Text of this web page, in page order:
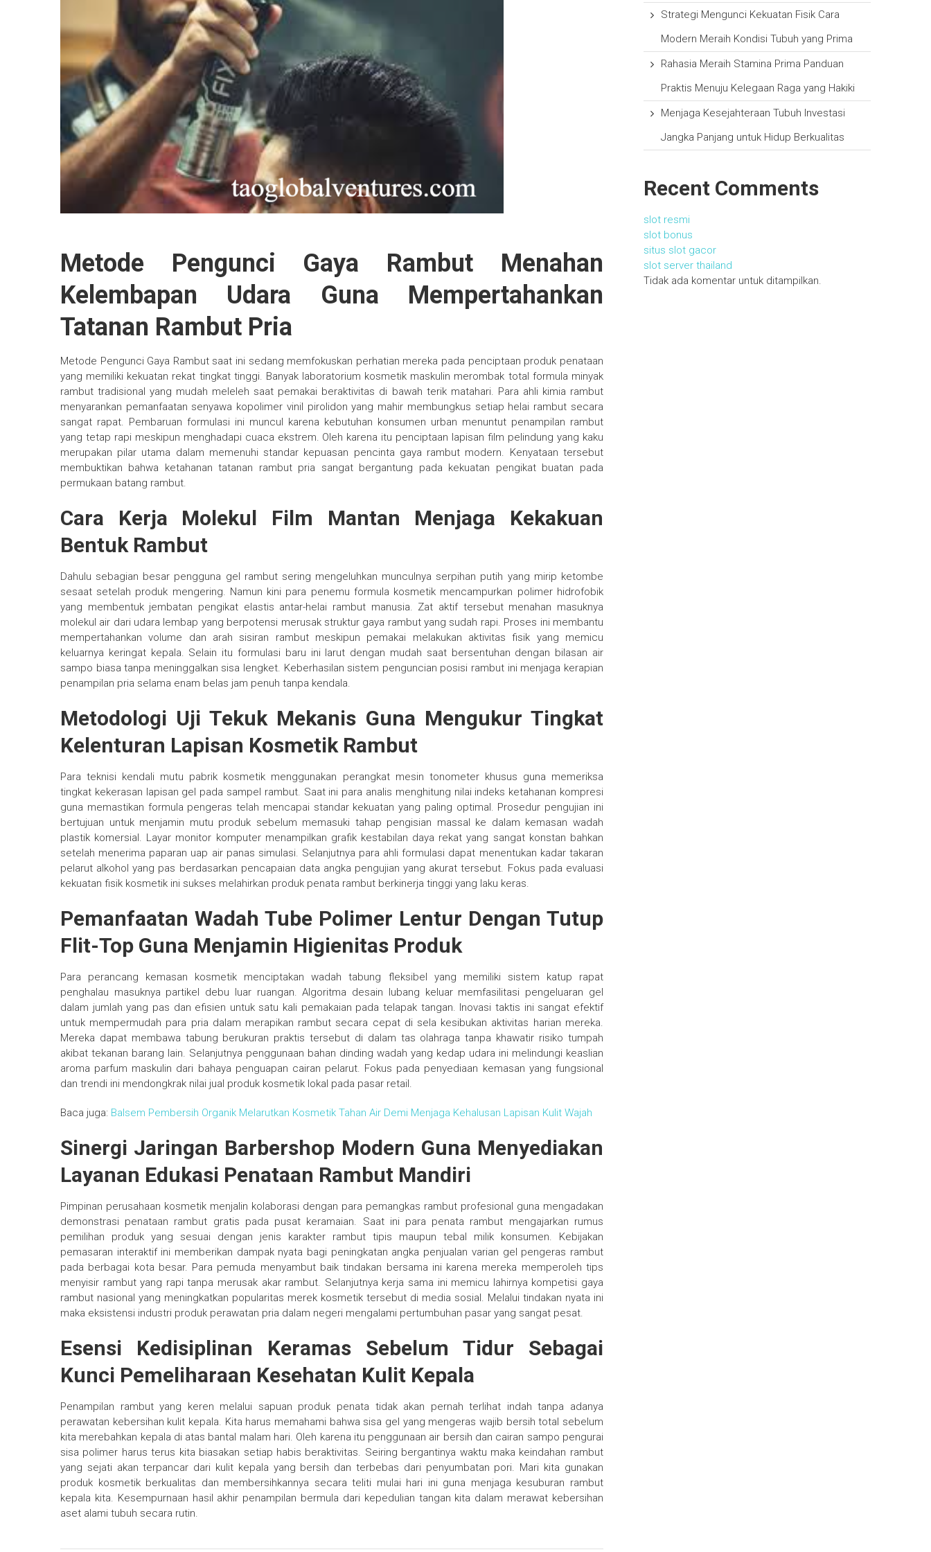
Metode Pengunci Gaya Rambut Menahan
Kelembapan Udara Guna Mempertahankan
Tatanan Rambut Pria
Metode Pengunci Gaya Rambut saat ini sedang memfokuskan perhatian mereka pada penciptaan produk penataan
yang memiliki kekuatan rekat tingkat tinggi. Banyak laboratorium kosmetik maskulin merombak total formula minyak
rambut tradisional yang mudah meleleh saat pemakai beraktivitas di bawah terik matahari. Para ahli kimia rambut
menyarankan pemanfaatan senyawa kopolimer vinil pirolidon yang mahir membungkus setiap helai rambut secara
sangat rapat. Pembaruan formulasi ini muncul karena kebutuhan konsumen urban menuntut penampilan rambut
yang tetap rapi meskipun menghadapi cuaca ekstrem. Oleh karena itu penciptaan lapisan film pelindung yang kaku
merupakan pilar utama dalam memenuhi standar kepuasan pencinta gaya rambut modern. Kenyataan tersebut
membuktikan bahwa ketahanan tatanan rambut pria sangat bergantung pada kekuatan pengikat buatan pada
permukaan batang rambut.
Cara Kerja Molekul Film Mantan Menjaga Kekakuan
Bentuk Rambut
Dahulu sebagian besar pengguna gel rambut sering mengeluhkan munculnya serpihan putih yang mirip ketombe
sesaat setelah produk mengering. Namun kini para penemu formula kosmetik mencampurkan polimer hidrofobik
yang membentuk jembatan pengikat elastis antar-helai rambut manusia. Zat aktif tersebut menahan masuknya
molekul air dari udara lembap yang berpotensi merusak struktur gaya rambut yang sudah rapi. Proses ini membantu
mempertahankan volume dan arah sisiran rambut meskipun pemakai melakukan aktivitas fisik yang memicu
keluarnya keringat kepala. Selain itu formulasi baru ini larut dengan mudah saat bersentuhan dengan bilasan air
sampo biasa tanpa meninggalkan sisa lengket. Keberhasilan sistem penguncian posisi rambut ini menjaga kerapian
penampilan pria selama enam belas jam penuh tanpa kendala.
Metodologi Uji Tekuk Mekanis Guna Mengukur Tingkat
Kelenturan Lapisan Kosmetik Rambut
Para teknisi kendali mutu pabrik kosmetik menggunakan perangkat mesin tonometer khusus guna memeriksa
tingkat kekerasan lapisan gel pada sampel rambut. Saat ini para analis menghitung nilai indeks ketahanan kompresi
guna memastikan formula pengeras telah mencapai standar kekuatan yang paling optimal. Prosedur pengujian ini
bertujuan untuk menjamin mutu produk sebelum memasuki tahap pengisian massal ke dalam kemasan wadah
plastik komersial. Layar monitor komputer menampilkan grafik kestabilan daya rekat yang sangat konstan bahkan
setelah menerima paparan uap air panas simulasi. Selanjutnya para ahli formulasi dapat menentukan kadar takaran
pelarut alkohol yang pas berdasarkan pencapaian data angka pengujian yang akurat tersebut. Fokus pada evaluasi
kekuatan fisik kosmetik ini sukses melahirkan produk penata rambut berkinerja tinggi yang laku keras.
Pemanfaatan Wadah Tube Polimer Lentur Dengan Tutup
Flit-Top Guna Menjamin Higienitas Produk
Para perancang kemasan kosmetik menciptakan wadah tabung fleksibel yang memiliki sistem katup rapat
penghalau masuknya partikel debu luar ruangan. Algoritma desain lubang keluar memfasilitasi pengeluaran gel
dalam jumlah yang pas dan efisien untuk satu kali pemakaian pada telapak tangan. Inovasi taktis ini sangat efektif
untuk mempermudah para pria dalam merapikan rambut secara cepat di sela kesibukan aktivitas harian mereka.
Mereka dapat membawa tabung berukuran praktis tersebut di dalam tas olahraga tanpa khawatir risiko tumpah
akibat tekanan barang lain. Selanjutnya penggunaan bahan dinding wadah yang kedap udara ini melindungi keaslian
aroma parfum maskulin dari bahaya penguapan cairan pelarut. Fokus pada penyediaan kemasan yang fungsional
dan trendi ini mendongkrak nilai jual produk kosmetik lokal pada pasar retail.
Baca juga: Balsem Pembersih Organik Melarutkan Kosmetik Tahan Air Demi Menjaga Kehalusan Lapisan Kulit Wajah
Sinergi Jaringan Barbershop Modern Guna Menyediakan
Layanan Edukasi Penataan Rambut Mandiri
Pimpinan perusahaan kosmetik menjalin kolaborasi dengan para pemangkas rambut profesional guna mengadakan
demonstrasi penataan rambut gratis pada pusat keramaian. Saat ini para penata rambut mengajarkan rumus
pemilihan produk yang sesuai dengan jenis karakter rambut tipis maupun tebal milik konsumen. Kebijakan
pemasaran interaktif ini memberikan dampak nyata bagi peningkatan angka penjualan varian gel pengeras rambut
pada berbagai kota besar. Para pemuda menyambut baik tindakan bersama ini karena mereka memperoleh tips
menyisir rambut yang rapi tanpa merusak akar rambut. Selanjutnya kerja sama ini memicu lahirnya kompetisi gaya
rambut nasional yang meningkatkan popularitas merek kosmetik tersebut di media sosial. Melalui tindakan nyata ini
maka eksistensi industri produk perawatan pria dalam negeri mengalami pertumbuhan pasar yang sangat pesat.
Esensi Kedisiplinan Keramas Sebelum Tidur Sebagai
Kunci Pemeliharaan Kesehatan Kulit Kepala
Penampilan rambut yang keren melalui sapuan produk penata tidak akan pernah terlihat indah tanpa adanya
perawatan kebersihan kulit kepala. Kita harus memahami bahwa sisa gel yang mengeras wajib bersih total sebelum
kita merebahkan kepala di atas bantal malam hari. Oleh karena itu penggunaan air bersih dan cairan sampo pengurai
sisa polimer harus terus kita biasakan setiap habis beraktivitas. Seiring bergantinya waktu maka keindahan rambut
yang sejati akan terpancar dari kulit kepala yang bersih dan terbebas dari penyumbatan pori. Mari kita gunakan
produk kosmetik berkualitas dan membersihkannya secara teliti mulai hari ini guna menjaga kesuburan rambut
kepala kita. Kesempurnaan hasil akhir penampilan bermula dari kepedulian tangan kita dalam merawat kebersihan
aset alami tubuh secara rutin.
Strategi Mengunci Kekuatan Fisik Cara
Modern Meraih Kondisi Tubuh yang Prima
Rahasia Meraih Stamina Prima Panduan
Praktis Menuju Kelegaan Raga yang Hakiki
Menjaga Kesejahteraan Tubuh Investasi
Jangka Panjang untuk Hidup Berkualitas
Recent Comments
slot resmi
slot bonus
situs slot gacor
slot server thailand
Tidak ada komentar untuk ditampilkan.